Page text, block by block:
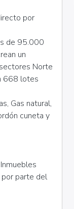
por
de 95.000
un
Norte
668 lotes
Gas natural,
cuneta y
parte del